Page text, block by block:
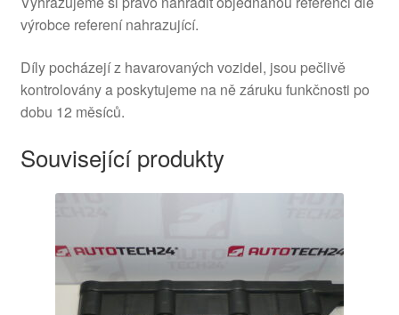
výrobce referení nahrazující.
Díly pocházejí z havarovaných vozidel, jsou pečlivě
kontrolovány a poskytujeme na ně záruku funkčnosti po
dobu 12 měsíců.
Související produkty